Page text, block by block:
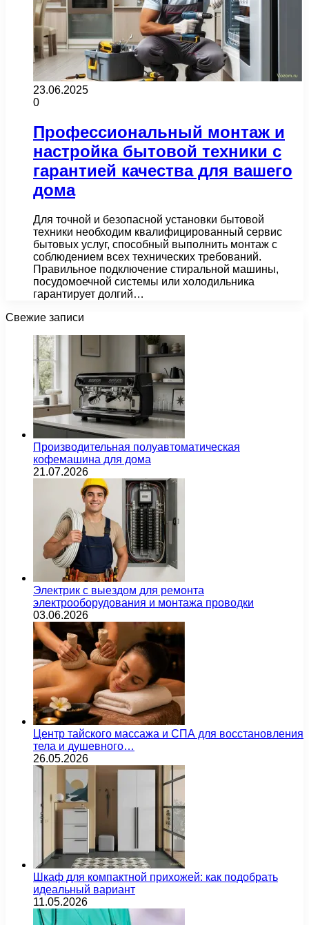
23.06.2025
0
Профессиональный монтаж и
настройка бытовой техники с
гарантией качества для вашего
дома
Для точной и безопасной установки бытовой
техники необходим квалифицированный сервис
бытовых услуг, способный выполнить монтаж с
соблюдением всех технических требований.
Правильное подключение стиральной машины,
посудомоечной системы или холодильника
гарантирует долгий…
Свежие записи
Производительная полуавтоматическая
кофемашина для дома
21.07.2026
Электрик с выездом для ремонта
электрооборудования и монтажа проводки
03.06.2026
Центр тайского массажа и СПА для восстановления
тела и душевного…
26.05.2026
Шкаф для компактной прихожей: как подобрать
идеальный вариант
11.05.2026